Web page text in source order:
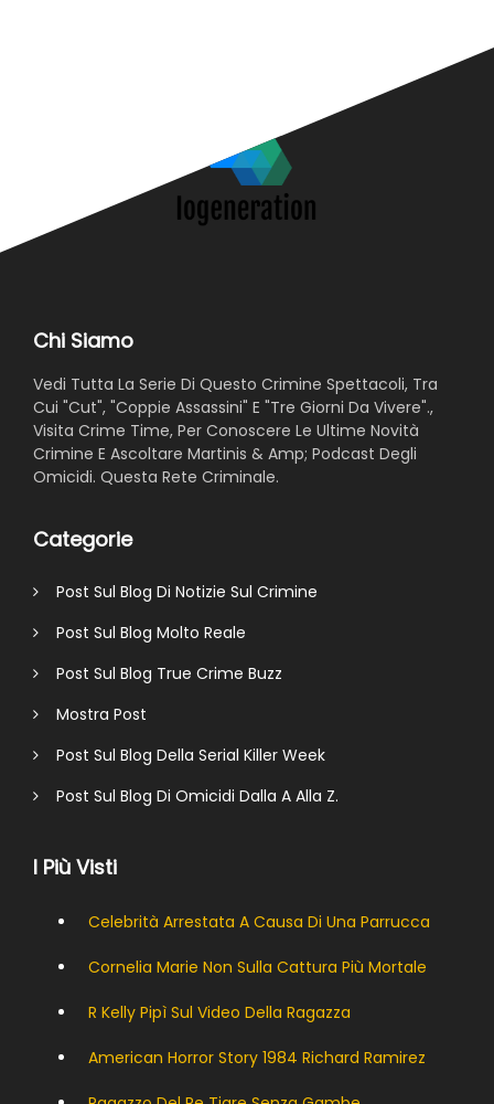
Chi Siamo
Vedi Tutta La Serie Di Questo Crimine Spettacoli, Tra
Cui "Cut", "Coppie Assassini" E "Tre Giorni Da Vivere".,
Visita Crime Time, Per Conoscere Le Ultime Novità
Crimine E Ascoltare Martinis & Amp; Podcast Degli
Omicidi. Questa Rete Criminale.
Categorie
Post Sul Blog Di Notizie Sul Crimine
Post Sul Blog Molto Reale
Post Sul Blog True Crime Buzz
Mostra Post
Post Sul Blog Della Serial Killer Week
Post Sul Blog Di Omicidi Dalla A Alla Z.
I Più Visti
Celebrità Arrestata A Causa Di Una Parrucca
Cornelia Marie Non Sulla Cattura Più Mortale
R Kelly Pipì Sul Video Della Ragazza
American Horror Story 1984 Richard Ramirez